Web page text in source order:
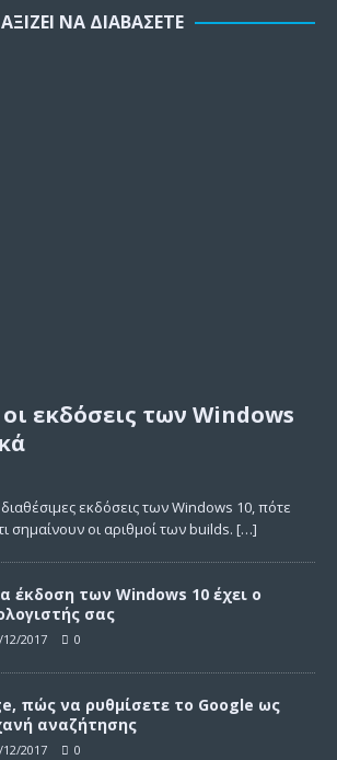
ΑΞΊΖΕΙ ΝΑ ΔΙΑΒΆΣΕΤΕ
οι εκδόσεις των Windows
διαθέσιμες εκδόσεις των Windows 10, πότε
σημαίνουν οι αριθμοί των builds. […]
έκδοση των Windows 10 έχει ο
σας
12/2017 0
πώς να ρυθμίσετε το Google ως
αναζήτησης
12/2017 0